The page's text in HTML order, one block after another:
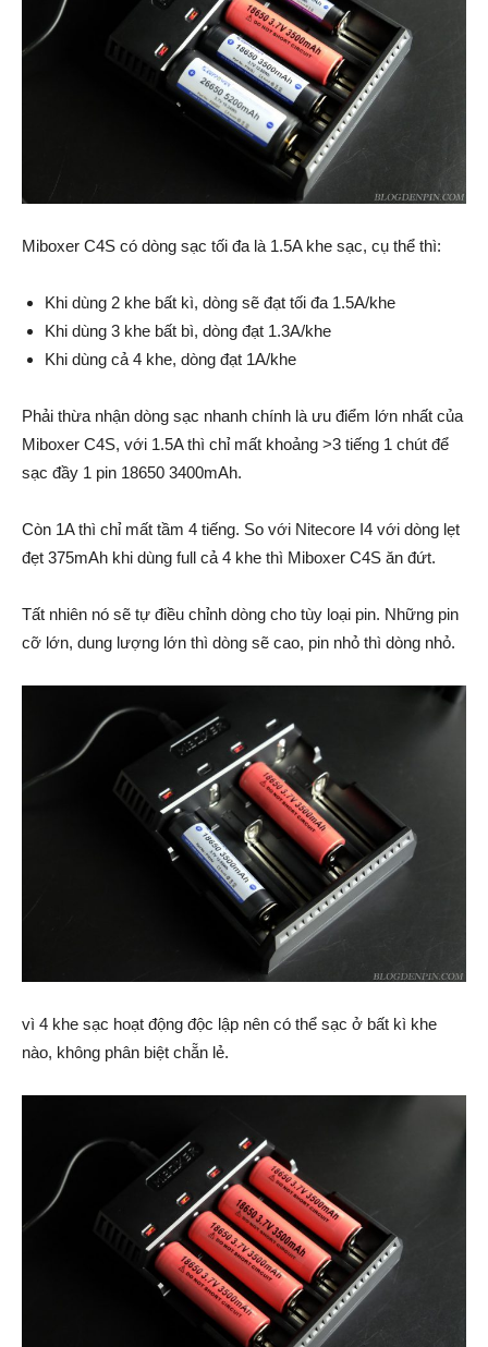
Miboxer C4S có dòng sạc tối đa là 1.5A khe sạc, cụ thể thì:
Khi dùng 2 khe bất kì, dòng sẽ đạt tối đa 1.5A/khe
Khi dùng 3 khe bất bì, dòng đạt 1.3A/khe
Khi dùng cả 4 khe, dòng đạt 1A/khe
Phải thừa nhận dòng sạc nhanh chính là ưu điểm lớn nhất của
Miboxer C4S, với 1.5A thì chỉ mất khoảng >3 tiếng 1 chút để
sạc đầy 1 pin 18650 3400mAh.
Còn 1A thì chỉ mất tầm 4 tiếng. So với Nitecore I4 với dòng lẹt
đẹt 375mAh khi dùng full cả 4 khe thì Miboxer C4S ăn đứt.
Tất nhiên nó sẽ tự điều chỉnh dòng cho tùy loại pin. Những pin
cỡ lớn, dung lượng lớn thì dòng sẽ cao, pin nhỏ thì dòng nhỏ.
vì 4 khe sạc hoạt động độc lập nên có thể sạc ở bất kì khe
nào, không phân biệt chẵn lẻ.